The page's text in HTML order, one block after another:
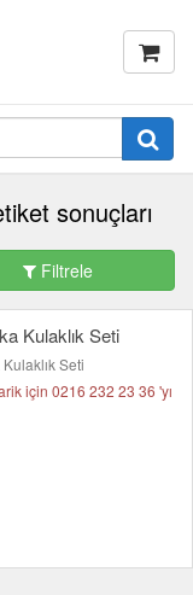
sonuçları
Filtrele
Kulaklık Seti
Seti
için 0216 232 23 36 'yı